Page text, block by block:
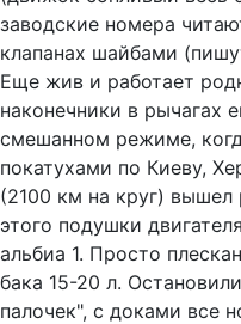
заводские номера
клапанах шайбами
Еще жив и работает
наконечники в рычагах
смешанном режиме,
покатухами по Киеву,
(2100 км на круг)
этого подушки
альбиа 1. Просто
бака 15-20 л.
палочек", с доками все